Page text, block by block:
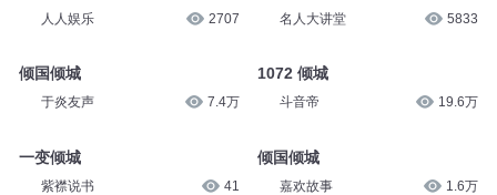
人人娱乐 2707
倾国倾城
于炎友声 7.4万
一变倾城
紫襟说书 41
名人大讲堂 5833
1072 倾城
斗音帝 19.6万
倾国倾城
嘉欢故事 1.6万